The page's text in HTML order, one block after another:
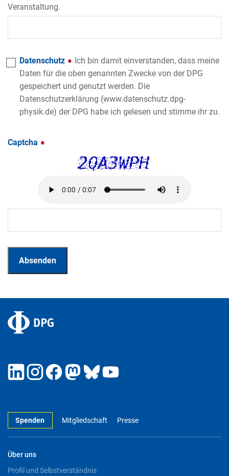
Veranstaltung.
Datenschutz
Ich bin damit einverstanden, dass meine
Daten für die oben genannten Zwecke von der DPG
gespeichert und genutzt werden. Die
Datenschutzerklärung (www.datenschutz.dpg-
physik.de) der DPG habe ich gelesen und stimme ihr zu.
Captcha
Spenden Mitgliedschaft Presse
Über uns
Profil und Selbstverständnis